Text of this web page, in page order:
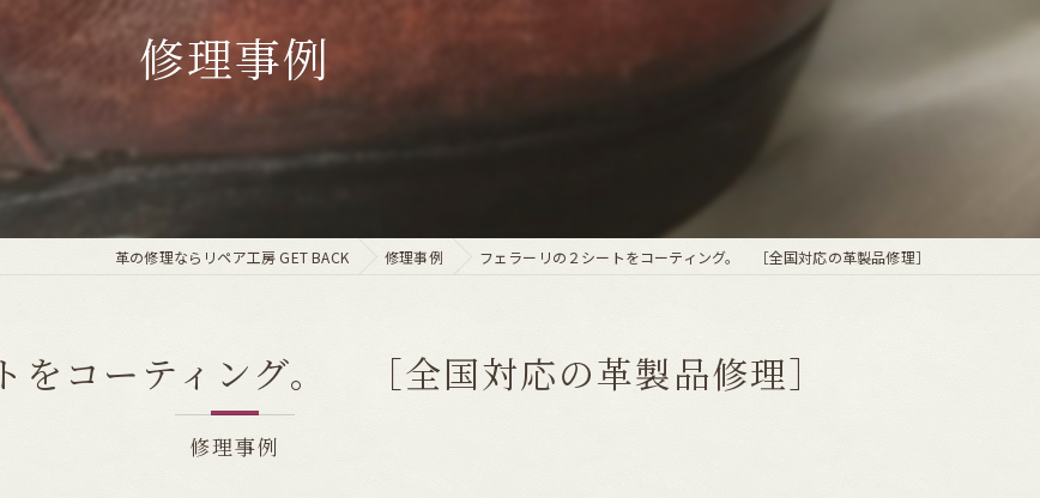
修理事例
革の修理ならリペア工房 GET BACK 修理事例 フェラーリの２シートをコーティング。 ［全国対応の革製品修理］
修理事例
をコーティング。 ［全国対応の革製品修理］